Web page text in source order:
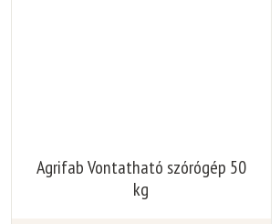
Agrifab Vontatható szórógép 50
kg